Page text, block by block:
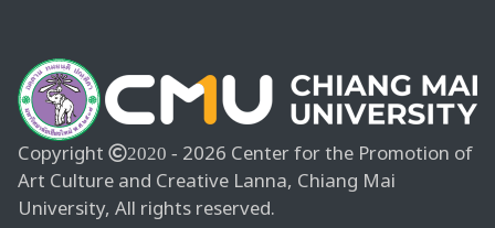
Copyright 2020 - 2026 Center for the Promotion of
Art Culture and Creative Lanna, Chiang Mai
University, All rights reserved.